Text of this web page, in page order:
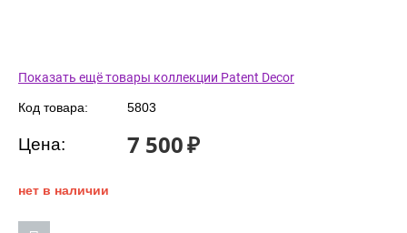
Показать ещё товары коллекции Patent Decor
Код товара: 5803
Цена: 7 500₽
нет в наличии